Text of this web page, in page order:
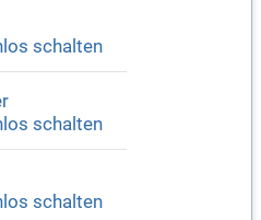
schalten
schalten
schalten